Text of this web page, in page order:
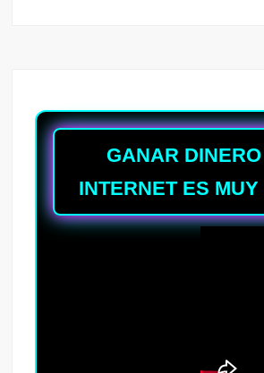
GANAR
INTERNET ES